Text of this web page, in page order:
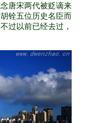
唐宋两代被贬谪来
铨五位历史名臣而
过以前已经去过，